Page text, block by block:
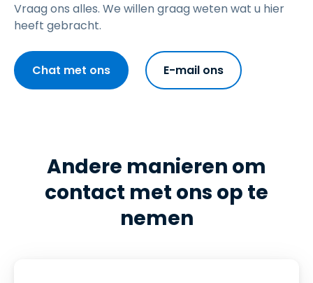
Vraag ons alles. We willen graag weten wat u hier
heeft gebracht.
Chat met ons E-mail ons
Andere manieren om
contact met ons op te
nemen